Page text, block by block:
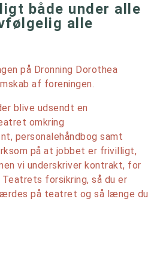
både under alle
alle
på Dronning Dorothea
af foreningen.
blive udsendt en
omkring
personalehåndbog samt
på at jobbet er frivilligt,
vi underskriver kontrakt, for
forsikring, så du er
på teatret og så længe du